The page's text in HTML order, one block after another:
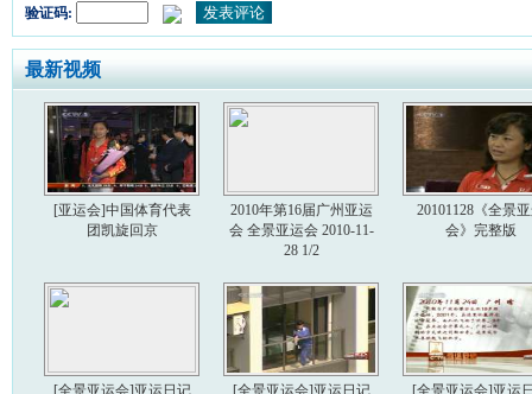
验证码:
最新视频
[亚运会]中国体育代表
团凯旋回京
2010年第16届广州亚运
会 全景亚运会 2010-11-
28 1/2
20101128《全景
会》完整版